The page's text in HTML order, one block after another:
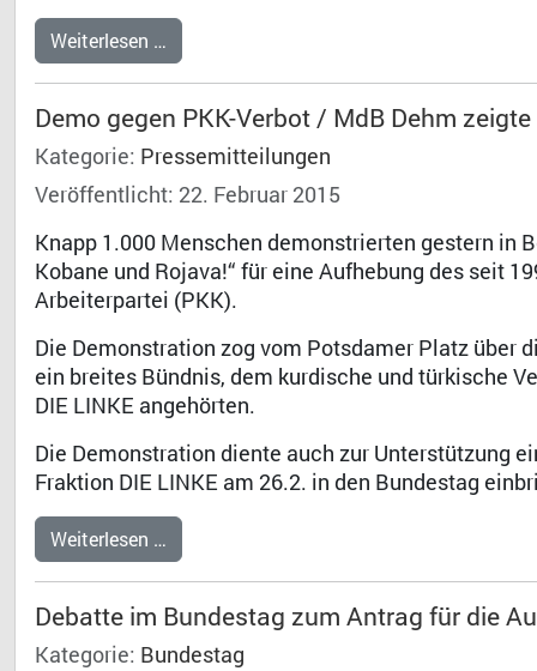
Weiterlesen …
Demo gegen PKK-Verbot / MdB Dehm
Kategorie: Pressemitteilungen
Veröffentlicht: 22. Februar 2015
Knapp 1.000 Menschen demonstrierten gestern in
Kobane und Rojava!“ für eine Aufhebung des seit
Arbeiterpartei (PKK).
Die Demonstration zog vom Potsdamer Platz über
ein breites Bündnis, dem kurdische und türkische
DIE LINKE angehörten.
Die Demonstration diente auch zur Unterstützung
Fraktion DIE LINKE am 26.2. in den Bundestag
Weiterlesen …
Debatte im Bundestag zum Antrag für die
Kategorie: Bundestag